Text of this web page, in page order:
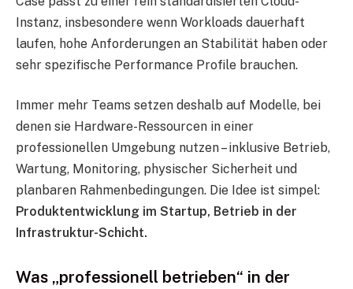
Instanz, insbesondere wenn Workloads dauerhaft
laufen, hohe Anforderungen an Stabilität haben oder
sehr spezifische Performance Profile brauchen.
Immer mehr Teams setzen deshalb auf Modelle, bei
denen sie Hardware-Ressourcen in einer
professionellen Umgebung nutzen – inklusive Betrieb,
Wartung, Monitoring, physischer Sicherheit und
planbaren Rahmenbedingungen. Die Idee ist simpel:
Produktentwicklung im Startup, Betrieb in der
Infrastruktur-Schicht.
Was „professionell betrieben“ in der